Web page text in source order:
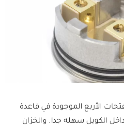
الأربع الموجودة في قاعدة
الكويل سهله جدا. والخزان